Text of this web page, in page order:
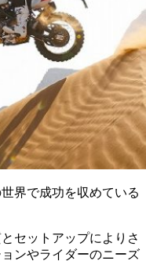
界で成功を収めている
セットアップによりさ
ンやライダーのニーズ